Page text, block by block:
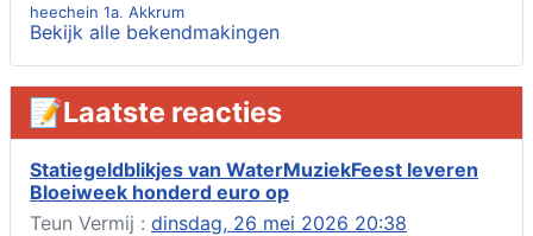
heechein 1a, Akkrum
Verlening omgevingsvergunning, tijdelijk gebruik openbare
ruimte 02-10 t/m 02-11-2026, sitadel voor nr 6 te Akkrum
Aanvraag omgevingsvergunning, tijdelijk gebruik openbare
ruimte 02-10 t/m 02-11-2026, sitadel voor nr 6 te Akkrum
Verlenging beslistermijn aanvraag omgevingsvergunning,
heechein 28, 8491 em Akkrum
Aanvraag omgevingsvergunning, veranderen van een woning
(voordeur en dakkapel), boarnsterdyk 75 Akkrum
Bekijk alle bekendmakingen
📝Laatste reacties
Statiegeldblikjes van WaterMuziekFeest leveren
Bloeiweek honderd euro op
Teun Vermij : dinsdag, 26 mei 2026 20:38